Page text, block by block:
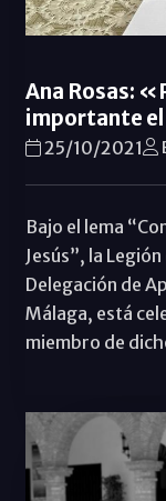
Ana Rosas:
importante
25/10/2021
Bajo el lema
Jesús”, la
Delegación de
Málaga, está
miembro de